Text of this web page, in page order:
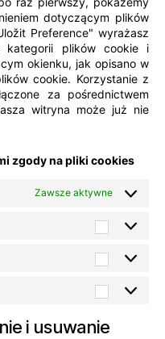
ó
ż
e
dotyczącym plików
Preference" wyrażasz
plików cookie i
okienku, jak opisano w
cookie. Korzystanie z
za pośrednictwem
witryna może już nie
zgody na pliki cookies
Zawsze aktywne
i usuwanie